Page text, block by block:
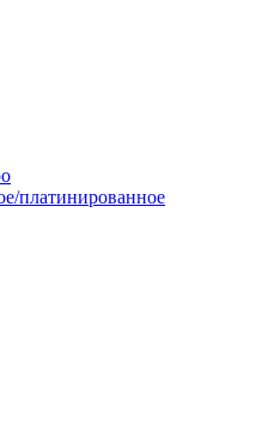
платинированное